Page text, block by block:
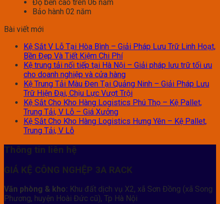
Độ bền cao trên 06 năm
Bảo hành 02 năm
Bài viết mới
Kệ Sắt V Lỗ Tại Hòa Bình – Giải Pháp Lưu Trữ Linh Hoạt,
Bền Đẹp Và Tiết Kiệm Chi Phí
Kệ trung tải nối tiếp tại Hà Nội – Giải pháp lưu trữ tối ưu
cho doanh nghiệp và cửa hàng
Kệ Trung Tải Màu Đen Tại Quảng Ninh – Giải Pháp Lưu
Trữ Hiện Đại, Chịu Lực Vượt Trội
Kệ Sắt Cho Kho Hàng Logistics Phú Thọ – Kệ Pallet,
Trung Tải, V Lỗ – Giá Xưởng
Kệ Sắt Cho Kho Hàng Logistics Hưng Yên – Kệ Pallet,
Trung Tải, V Lỗ
Thông tin liên hệ
GIÁ KỆ CÔNG NGHỆP 3A RACK
Văn phòng & kho: Khu đất dịch vụ X2, xã Sơn Đồng (xã Song
Phương, huyện Hoài Đức cũ), Tp Hà Nội